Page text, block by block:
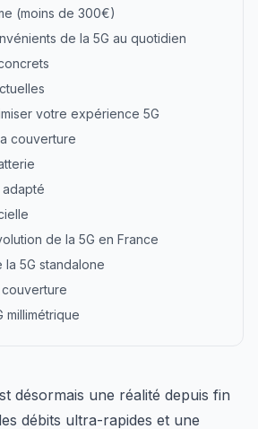
(moins de 300€)
de la 5G au quotidien
votre expérience 5G
couverture
de la 5G en France
5G standalone
millimétrique
désormais une réalité depuis fin
débits ultra-rapides et une